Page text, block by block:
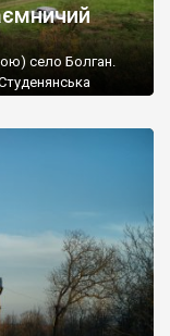
село Болган.
Всі епітафії, які
У 1924-1940